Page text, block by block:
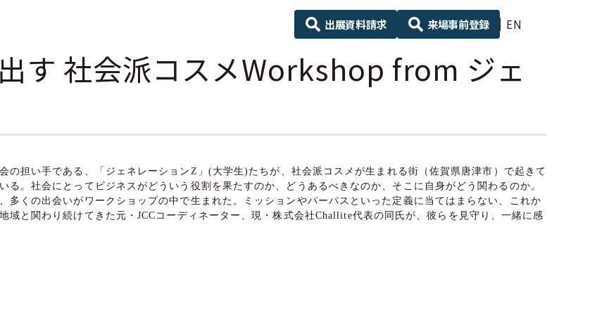
EN
出展資料請求 来場事前登録
す 社会派コスメWorkshop from ジェ
担い手である、「ジェネレーションZ」(大学生)たちが、社会派コスメが生まれる街（佐賀県唐津市）で起きて
。社会にとってビジネスがどういう役割を果たすのか、どうあるべきなのか、そこに自身がどう関わるのか。
多くの出会いがワークショップの中で生まれた。ミッションやパーパスといった定義に当てはまらない、これか
域と関わり続けてきた元・JCCコーディネーター、現・株式会社Challite代表の同氏が、彼らを見守り、一緒に感